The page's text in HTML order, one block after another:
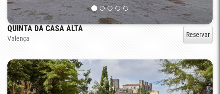
QUINTA DA CASA ALTA
Valença Reservar